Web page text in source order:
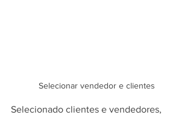
Selecionar vendedor e clientes
Selecionado clientes e vendedores,